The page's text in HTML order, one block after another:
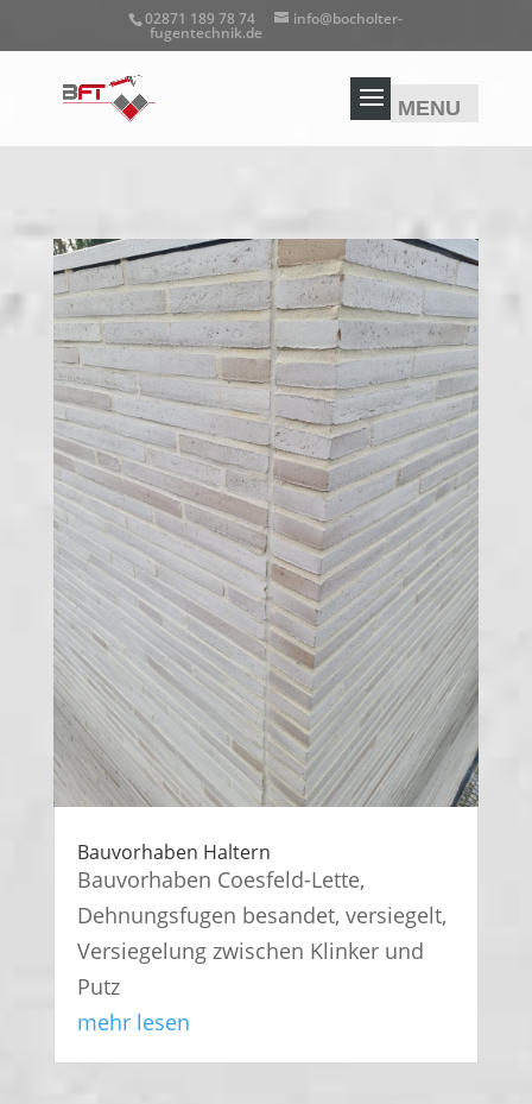
02871 189 78 74 info@bocholter-
fugentechnik.de
Bauvorhaben Haltern
Bauvorhaben Coesfeld-Lette,
Dehnungsfugen besandet, versiegelt,
Versiegelung zwischen Klinker und
Putz
mehr lesen